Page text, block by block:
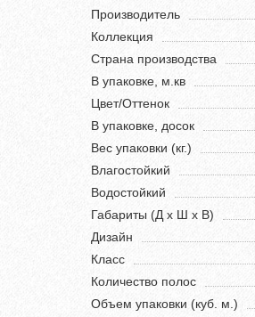
Производитель
Коллекция
Страна производства
В упаковке, м.кв
Цвет/Оттенок
В упаковке, досок
Вес упаковки (кг.)
Влагостойкий
Водостойкий
Габариты (Д х Ш х В)
Дизайн
Класс
Количество полос
Объем упаковки (куб. м.)